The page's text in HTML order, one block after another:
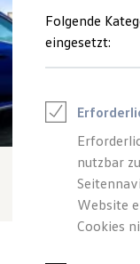
Junge
Zubehör-
Leasing
Folgende
eingesetzt:
nutzbar
Website
Cookies